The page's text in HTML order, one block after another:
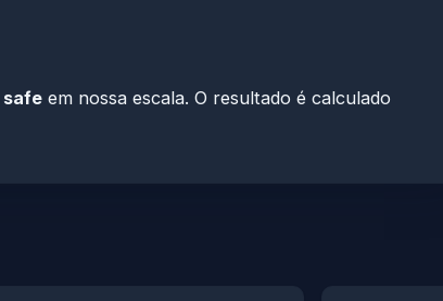
safe em nossa escala. O resultado é calculado